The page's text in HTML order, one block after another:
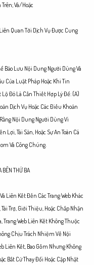
Và/Hoặc
Liên Quan Tới Dịch Vụ Được Cung
Bảo Lưu Nội Dung Người Dùng Và
Của Luật Pháp Hoặc Khi Tin
Đó Là Cần Thiết Hợp Lý Để: (A)
Dịch Vụ Hoặc Các Điều Khoản
Nội Dung Người Dùng Vi
Lợi, Tài Sản, Hoặc Sự An Toàn Cá
Và Công Chúng.
BÊN THỨ BA
Liên Kết Đến Các Trang Web Khác
Trợ, Giới Thiệu, Hoặc Chấp Nhận
Trang Web Liên Kết Không Thuộc
Chịu Trách Nhiệm Về Nội
Liên Kết, Bao Gồm Nhưng Không
Bất Cứ Thay Đổi Hoặc Cập Nhật